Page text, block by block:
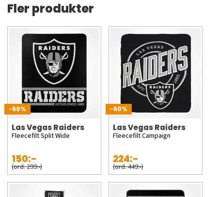
Fler produkter
-50%
Las Vegas Raiders
Fleecefilt Split Wide
150:-
(ord. 299:-)
-50%
Las Vegas Raiders
Fleecefilt Campaign
224:-
(ord. 449:-)